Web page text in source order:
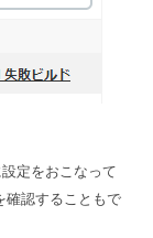
定をおこなって
確認することもで